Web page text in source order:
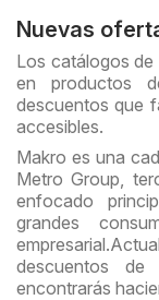
Nuevas
Los catálogos de
en productos
descuentos que
accesibles.
Makro es una
Metro Group,
enfocado
grandes
descuentos
encontrarás